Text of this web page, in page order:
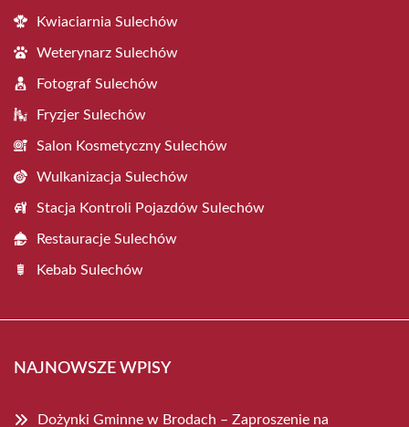
Kwiaciarnia Sulechów
Weterynarz Sulechów
Fotograf Sulechów
Fryzjer Sulechów
Salon Kosmetyczny Sulechów
Wulkanizacja Sulechów
Stacja Kontroli Pojazdów Sulechów
Restauracje Sulechów
Kebab Sulechów
NAJNOWSZE WPISY
Dożynki Gminne w Brodach – Zaproszenie na